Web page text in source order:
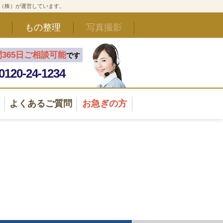
）が運営しています。
もの整理 写真撮影
365日ご相談可能です
24-1234
よくあるご質問 お急ぎの方